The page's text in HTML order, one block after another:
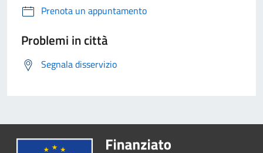
Prenota un appuntamento
Problemi in città
Segnala disservizio